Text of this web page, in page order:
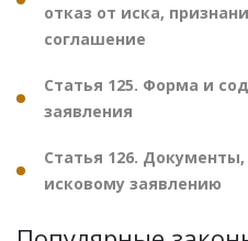
отказ от иска,
соглашение
Статья 125. Форма и
заявления
Статья 126.
исковому заявлению